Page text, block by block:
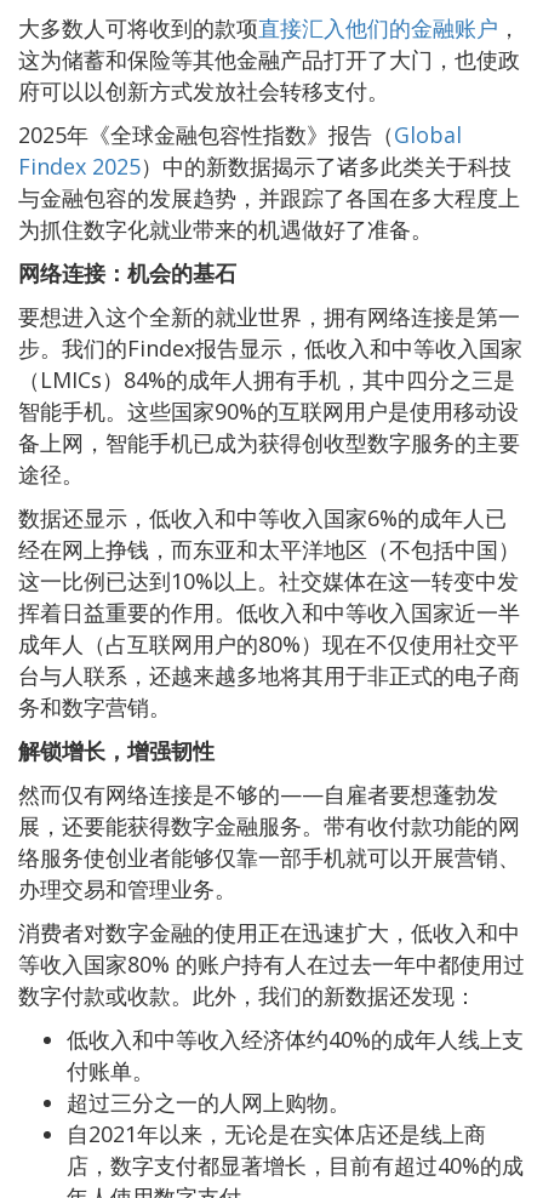
大多数人可将收到的款项直接汇入他们的金融账户 ，
这为储蓄和保险等其他金融产品打开了大门，也使政
府可以以创新方式发放社会转移支付。
2025年《全球金融包容性指数》报告（Global
Findex 2025）中的新数据揭示了诸多此类关于科技
与金融包容的发展趋势，并跟踪了各国在多大程度上
为抓住数字化就业带来的机遇做好了准备。
网络连接：机会的基石
要想进入这个全新的就业世界，拥有网络连接是第一
步。我们的Findex报告显示，低收入和中等收入国家
（LMICs）84%的成年人拥有手机，其中四分之三是
智能手机。这些国家90%的互联网用户是使用移动设
备上网，智能手机已成为获得创收型数字服务的主要
途径。
数据还显示，低收入和中等收入国家6%的成年人已
经在网上挣钱，而东亚和太平洋地区（不包括中国）
这一比例已达到10%以上。社交媒体在这一转变中发
挥着日益重要的作用。低收入和中等收入国家近一半
成年人（占互联网用户的80%）现在不仅使用社交平
台与人联系，还越来越多地将其用于非正式的电子商
务和数字营销。
解锁增长，增强韧性
然而仅有网络连接是不够的——自雇者要想蓬勃发
展，还要能获得数字金融服务。带有收付款功能的网
络服务使创业者能够仅靠一部手机就可以开展营销、
办理交易和管理业务。
消费者对数字金融的使用正在迅速扩大，低收入和中
等收入国家80% 的账户持有人在过去一年中都使用过
数字付款或收款。此外，我们的新数据还发现：
低收入和中等收入经济体约40%的成年人线上支
付账单。
超过三分之一的人网上购物。
自2021年以来，无论是在实体店还是线上商
店，数字支付都显著增长，目前有超过40%的成